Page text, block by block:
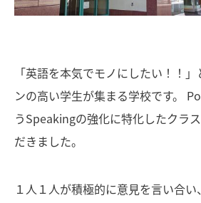
「英語を本気でモノにしたい！！
ンの高い学生が集まる学校です。
うSpeakingの強化に特化したクラ
だきました。
１人１人が積極的に意見を言い合